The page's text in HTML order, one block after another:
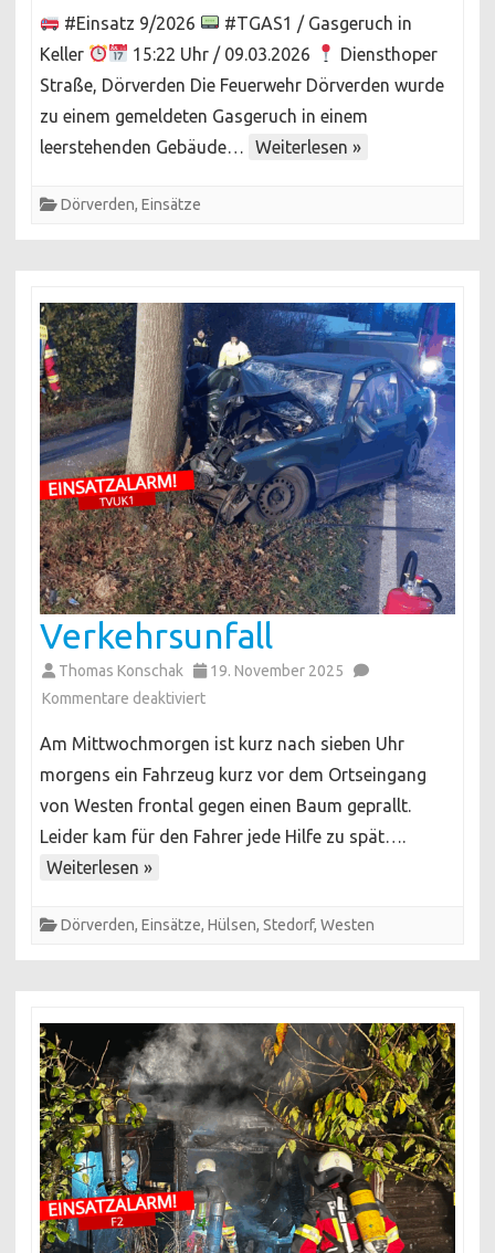
im
Keller
#Einsatz 9/2026
#TGAS1 / Gasgeruch in
Keller
15:22 Uhr / 09.03.2026
Diensthoper
Straße, Dörverden Die Feuerwehr Dörverden wurde
zu einem gemeldeten Gasgeruch in einem
leerstehenden Gebäude…
Weiterlesen »
Dörverden, Einsätze
Verkehrsunfall
Thomas Konschak
19. November 2025
Kommentare deaktiviertfür
Am Mittwochmorgen ist kurz nach sieben Uhr
morgens ein Fahrzeug kurz vor dem Ortseingang
von Westen frontal gegen einen Baum geprallt.
Leider kam für den Fahrer jede Hilfe zu spät….
Weiterlesen »
Dörverden, Einsätze, Hülsen, Stedorf, Westen